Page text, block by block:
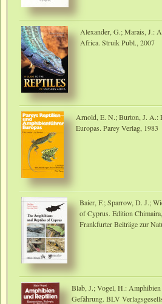
Alexander, G.; Marais, J.:
Africa. Struik Publ., 2007
Arnold, E. N.; Burton, J. A.:
Europas. Parey Verlag, 1983
Baier, F.; Sparrow, D. J.;
of Cyprus. Edition
Frankfurter Beiträge zur
Blab, J.; Vogel, H.:
Gefährung. BLV